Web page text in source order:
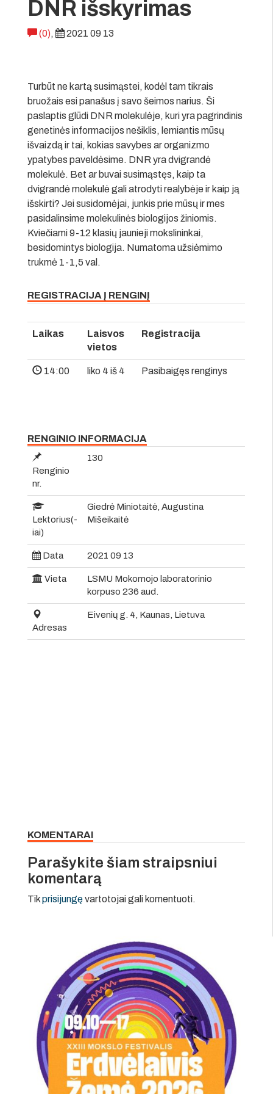
DNR išskyrimas
(0), 2021 09 13
Turbūt ne kartą susimąstei, kodėl tam tikrais
bruožais esi panašus į savo šeimos narius. Ši
paslaptis glūdi DNR molekulėje, kuri yra pagrindinis
genetinės informacijos nešiklis, lemiantis mūsų
išvaizdą ir tai, kokias savybes ar organizmo
ypatybes paveldėsime. DNR yra dvigrandė
molekulė. Bet ar buvai susimąstęs, kaip ta
dvigrandė molekulė gali atrodyti realybėje ir kaip ją
išskirti? Jei susidomėjai, junkis prie mūsų ir mes
pasidalinsime molekulinės biologijos žiniomis.
Kviečiami 9-12 klasių jaunieji mokslininkai,
besidomintys biologija. Numatoma užsiėmimo
trukmė 1-1,5 val.
REGISTRACIJA Į RENGINĮ
Laikas
Laisvos
vietos
Registracija
14:00 liko 4 iš 4 Pasibaigęs renginys
RENGINIO INFORMACIJA
Renginio
nr.
130
Lektorius(-
iai)
Giedrė Miniotaitė, Augustina
Mišeikaitė
Data 2021 09 13
Vieta
LSMU Mokomojo laboratorinio
korpuso 236 aud.
Adresas
Eivenių g. 4, Kaunas, Lietuva
KOMENTARAI
Parašykite šiam straipsniui
komentarą
Tikprisijungęvartotojai gali komentuoti.